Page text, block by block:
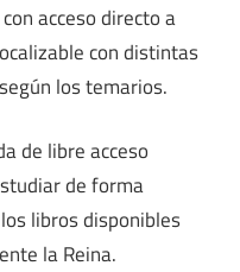
acceso directo a
con distintas
los temarios.
de libre acceso
de forma
libros disponibles
la Reina.